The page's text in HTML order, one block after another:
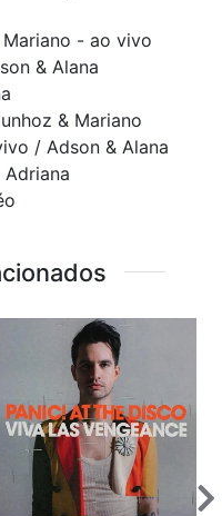
Mariano - ao vivo
& Alana
& Mariano
/ Adson & Alana